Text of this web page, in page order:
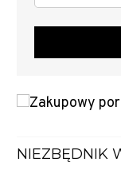
NIEZBĘDNIK